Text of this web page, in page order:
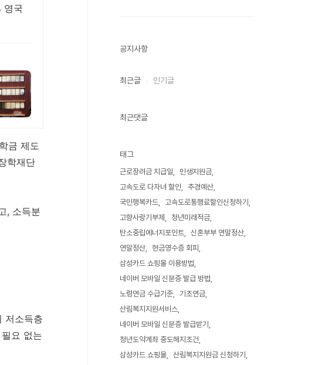
영국
금 제도
학재단
, 소득분
저소득층
요 없는
공지사항
최근글 인기글
최근댓글
태그
근로장려금 지급일
민생지원금
고속도로 다자녀 할인
추경예산
국민행복카드
고속도로통행료할인신청하기
고향사랑기부제
청년미래적금
탄소중립에너지포인트
신혼부부 연말정산
연말정산
현금영수증 회피
삼성카드 쇼핑몰 이용방법
네이버 모바일 신분증 발급 방법
노령연금 수급기준
기초연금
산림복지지원서비스
네이버 모바일 신분증 발급받기
청년도약계좌 중도해지조건
삼성카드 쇼핑몰
산림복지지원금 신청하기